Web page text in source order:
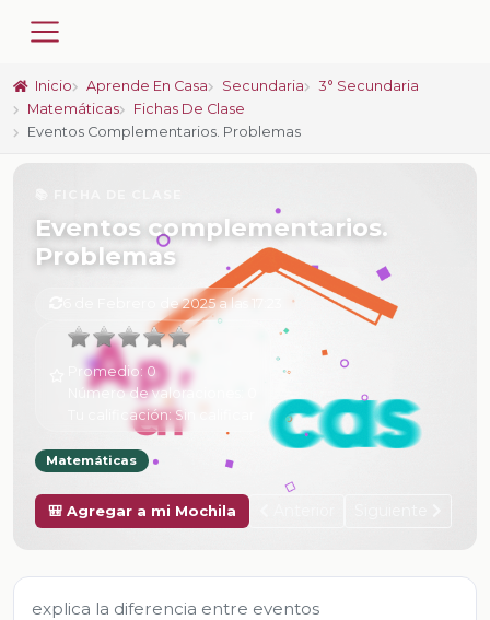
Inicio Aprende En Casa Secundaria
3° Secundaria
Matemáticas
Fichas De Clase
Eventos Complementarios. Problemas
Eventos complementarios.
Problemas
6 de Febrero de 2025 a las 17:23
Promedio: 0
Número de valoraciones:
Tu calificación:Sin calificar
Matemáticas
🎒 Agregar a mi Mochila
explica la diferencia entre eventos